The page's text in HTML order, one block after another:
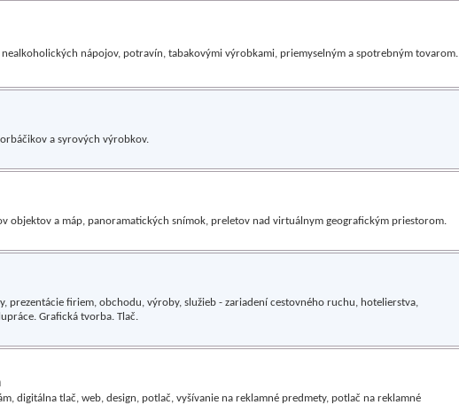
nápojov, potravín, tabakovými výrobkami, priemyselným a spotrebným tovarom.
a syrových výrobkov.
objektov a máp, panoramatických snímok, preletov nad virtuálnym geografickým priestorom.
prezentácie firiem, obchodu, výroby, služieb - zariadení cestovného ruchu, hotelierstva,
Grafická tvorba. Tlač.
digitálna tlač, web, design, potlač, vyšívanie na reklamné predmety, potlač na reklamné